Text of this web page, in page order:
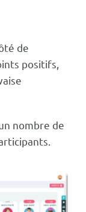
de
positifs,
nombre de